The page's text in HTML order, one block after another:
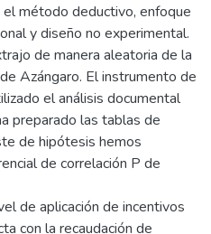
método deductivo, enfoque
y diseño no experimental.
de manera aleatoria de la
Azángaro. El instrumento de
el análisis documental
preparado las tablas de
de hipótesis hemos
de correlación P de
de aplicación de incentivos
con la recaudación de